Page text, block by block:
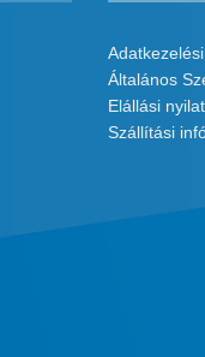
Általános
Elállási
Szállítási